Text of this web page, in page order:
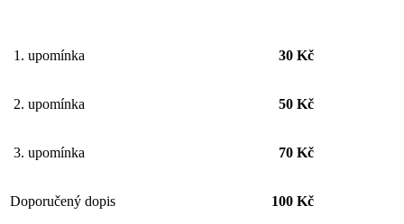
1. upomínka 30 Kč
2. upomínka 50 Kč
3. upomínka 70 Kč
Doporučený dopis 100 Kč